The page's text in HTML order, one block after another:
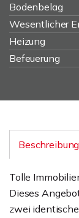
Bodenbelag
Wesentlicher
Heizung
Befeuerung
Beschreibung
Tolle
Dieses
zwei